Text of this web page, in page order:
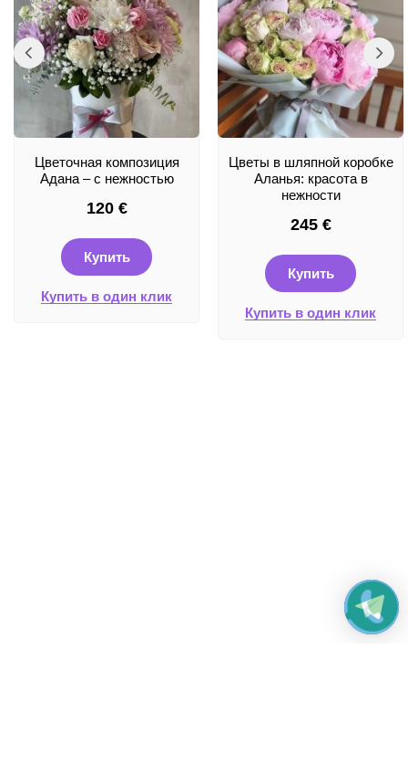
Цветочная композиция
Адана – с нежностью
120 €
Купить
Купить в один клик
Цветы в шляпной коробке
Аланья: красота в
нежности
245 €
Купить
Купить в один клик